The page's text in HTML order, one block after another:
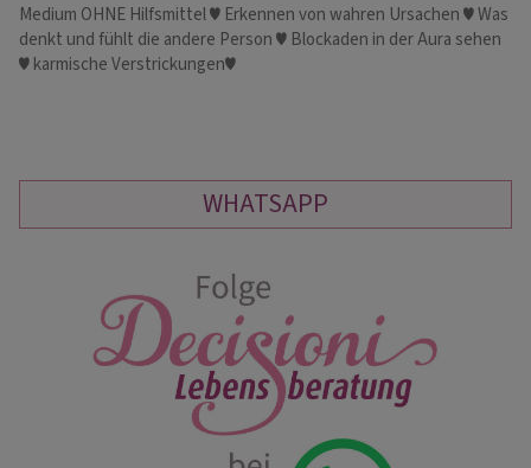
Medium OHNE Hilfsmittel ♥ Erkennen von wahren Ursachen ♥ Was
denkt und fühlt die andere Person ♥ Blockaden in der Aura sehen
♥ karmische Verstrickungen♥
WHATSAPP